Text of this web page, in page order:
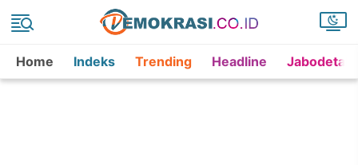
Home Indeks Trending Headline